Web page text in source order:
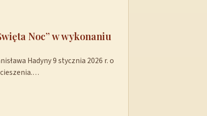
Noc” w wykonaniu
Hadyny 9 stycznia 2026 r. o